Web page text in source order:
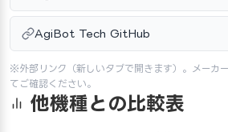
AgiBot Tech GitHub
※外部リンク（新しいタブで開きます）。メーカ
てご確認ください。
他機種との比較表